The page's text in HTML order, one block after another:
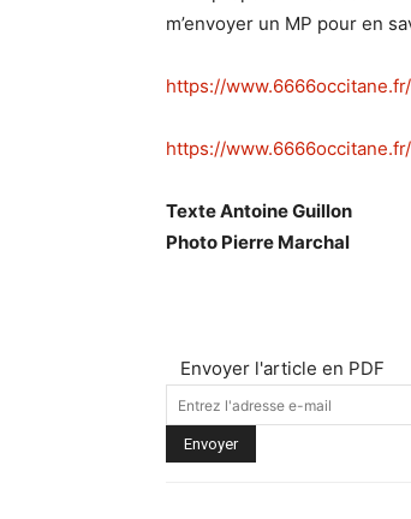
m’envoyer un MP pour en
https://
https://
Texte Antoine Guillon
Photo Pierre Marchal
Envoyer l'article en PDF